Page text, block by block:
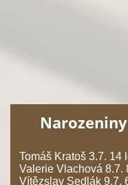
Tomáš Kratoš 3.7. 14
Valerie Vlachová 8.7.
Vítězslav Sedlák 9.7.